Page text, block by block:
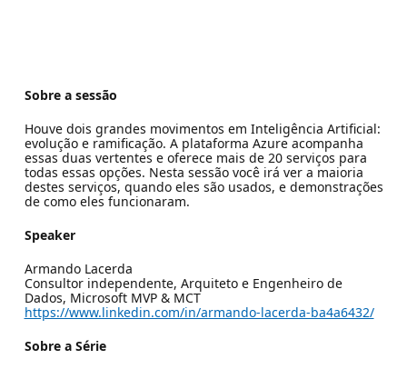
Sobre a sessão
Houve dois grandes movimentos em Inteligência Artificial:
evolução e ramificação. A plataforma Azure acompanha
essas duas vertentes e oferece mais de 20 serviços para
todas essas opções. Nesta sessão você irá ver a maioria
destes serviços, quando eles são usados, e demonstrações
de como eles funcionaram.
Speaker
Armando Lacerda
Consultor independente, Arquiteto e Engenheiro de
Dados, Microsoft MVP & MCT
https://www.linkedin.com/in/armando-lacerda-ba4a6432/
Sobre a Série